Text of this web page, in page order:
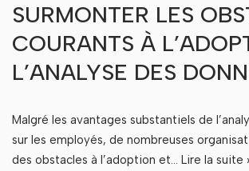
SURMONTER LES
COURANTS À
L’ANALYSE DES
Malgré les avantages substantiels de
sur les employés, de nombreuses
des obstacles à l’adoption et… Lire la suite